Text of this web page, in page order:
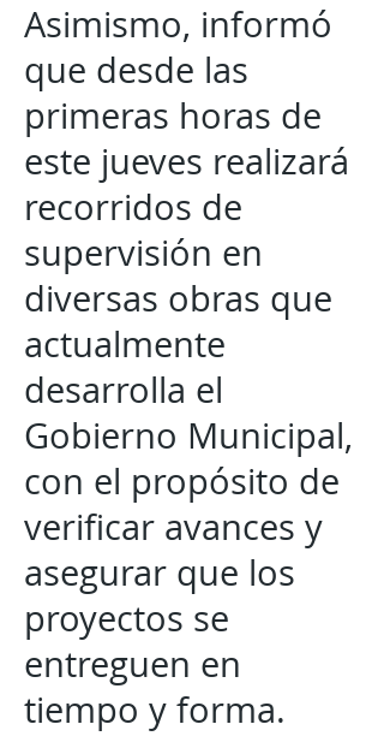
Asimismo, informó
que desde las
primeras horas de
este jueves realizará
recorridos de
supervisión en
diversas obras que
actualmente
desarrolla el
Gobierno Municipal,
con el propósito de
verificar avances y
asegurar que los
proyectos se
entreguen en
tiempo y forma.